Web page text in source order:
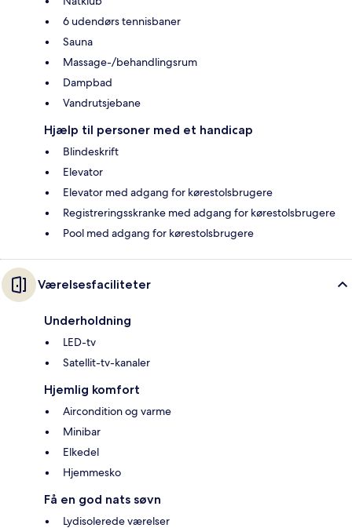
6 udendørs tennisbaner
Sauna
Massage-/behandlingsrum
Dampbad
Vandrutsjebane
Hjælp til personer med et handicap
Blindeskrift
Elevator
Elevator med adgang for kørestolsbrugere
Registreringsskranke med adgang for kørestolsbrugere
Pool med adgang for kørestolsbrugere
Værelsesfaciliteter
Underholdning
LED-tv
Satellit-tv-kanaler
Hjemlig komfort
Aircondition og varme
Minibar
Elkedel
Hjemmesko
Få en god nats søvn
Lydisolerede værelser